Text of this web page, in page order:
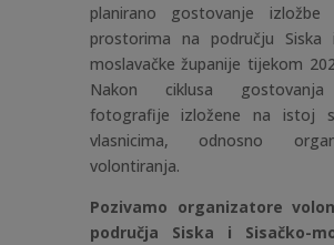
planirano gostovanje
prostorima na području Siska
moslavačke županije tijekom
Nakon ciklusa
fotografije izložene na istoj
vlasnicima, odnosno
volontiranja.
Pozivamo organizatore
područja Siska i Sisačko-